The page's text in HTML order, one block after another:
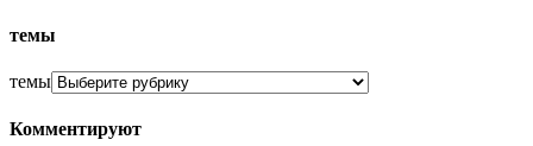
темы
темы
Комментируют